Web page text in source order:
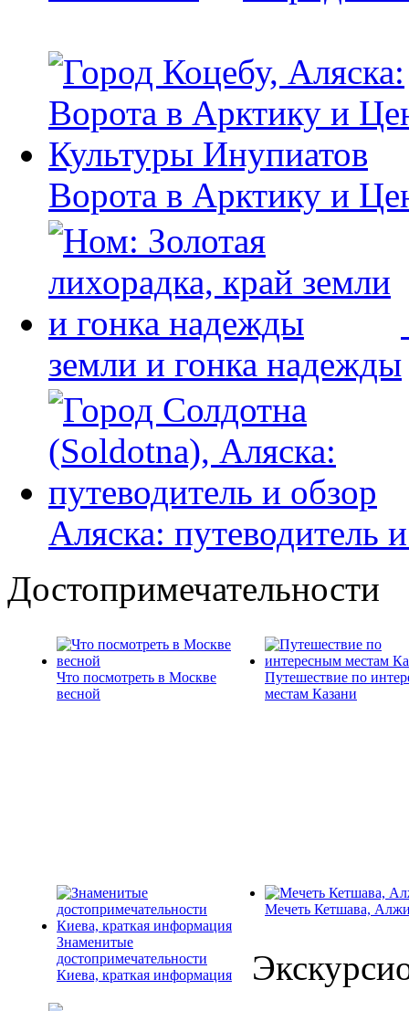
Ворота в Арктику и
земли и гонка надежды
Аляска: путеводитель
Достопримечательности
Что посмотреть в Москве
весной
Путешествие по
местам Казани
Знаменитые
достопримечательности
Киева, краткая информация
Мечеть Кетшава,